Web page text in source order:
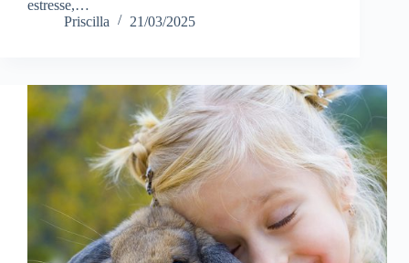
estresse,…
Priscilla
21/03/2025